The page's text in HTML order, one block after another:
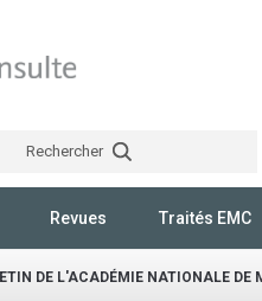
Rechercher
Revues Traités EMC
DE L'ACADÉMIE NATIONALE DE